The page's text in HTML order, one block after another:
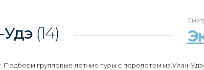
Удэ (14)
групповые летние туры с перелетом из Улан-Удэ.